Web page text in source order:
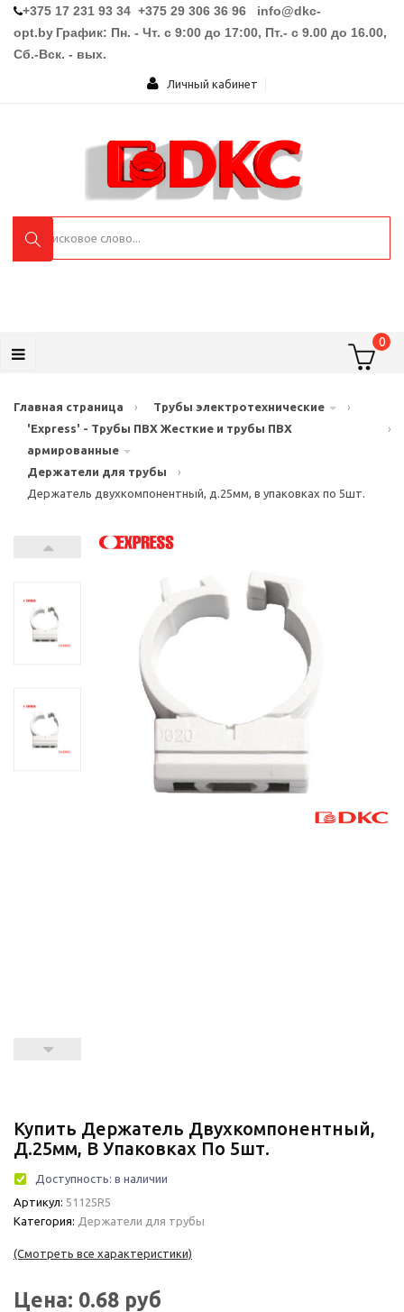
+375 17 231 93 34 +375 29 306 36 96 info@dkc-
opt.by График: Пн. - Чт. с 9:00 до 17:00, Пт.- с 9.00 до 16.00,
Сб.-Вск. - вых.
Личный кабинет
0
Главная страница › Трубы электротехнические
›
'Express' - Трубы ПВХ Жесткие и трубы ПВХ
армированные
›
Держатели для трубы
›
Держатель двухкомпонентный, д.25мм, в упаковках по 5шт.
Купить Держатель Двухкомпонентный,
Д.25мм, В Упаковках По 5шт.
Доступность: в наличии
Артикул: 51125R5
Категория: Держатели для трубы
(Смотреть все характеристики)
Цена: 0.68 руб